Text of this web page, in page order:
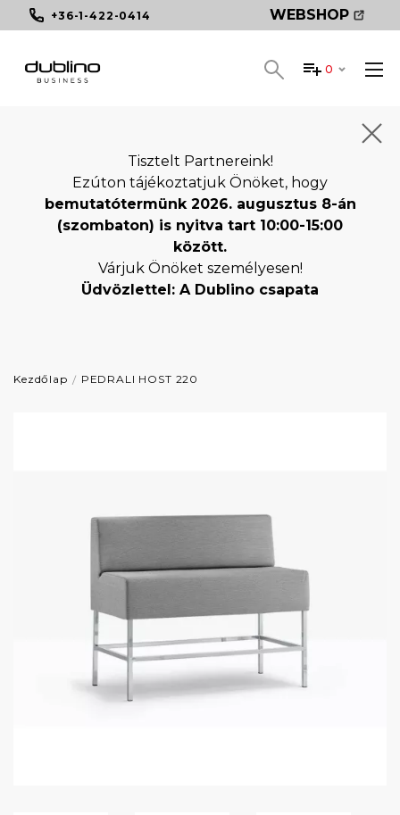
+36-1-422-0414 WEBSHOP
0
Tisztelt Partnereink!
Ezúton tájékoztatjuk Önöket, hogy
bemutatótermünk 2026. augusztus 8-án
(szombaton) is nyitva tart 10:00-15:00
között.
Várjuk Önöket személyesen!
Üdvözlettel: A Dublino csapata
Kezdőlap PEDRALI HOST 220